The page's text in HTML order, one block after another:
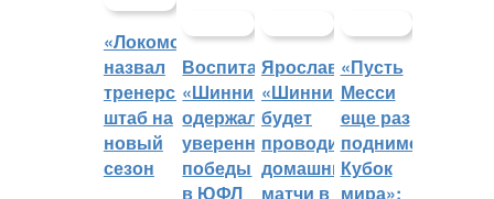
«Локомотив»
назвал
тренерский
штаб на
новый
сезон
Воспитанники
«Шинника»
одержали
уверенные
победы
в ЮФЛ
Ярославский
«Шинник»
будет
проводить
домашние
матчи в
«Пусть
Месси
еще раз
поднимет
Кубок
мира»: